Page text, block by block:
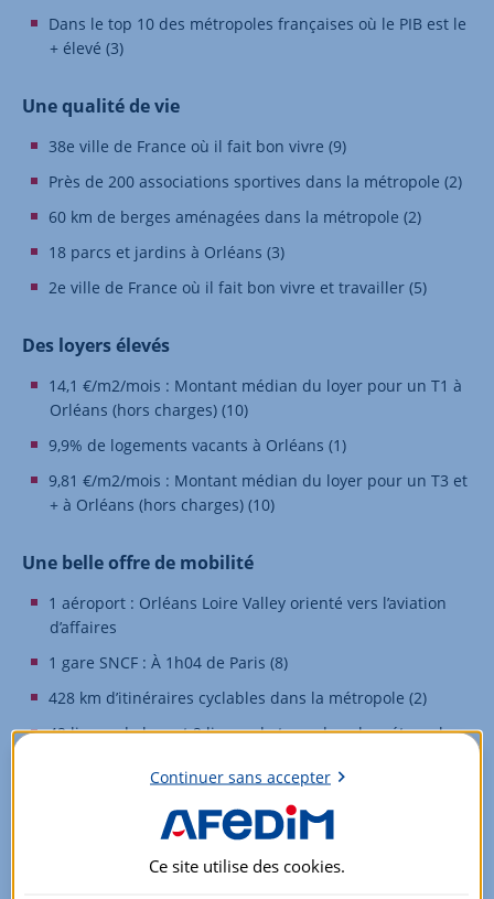
Dans le top 10 des métropoles françaises où le PIB est le
+ élevé (3)
Une qualité de vie
38e ville de France où il fait bon vivre (9)
Près de 200 associations sportives dans la métropole (2)
60 km de berges aménagées dans la métropole (2)
18 parcs et jardins à Orléans (3)
2e ville de France où il fait bon vivre et travailler (5)
Des loyers élevés
14,1 €/m2/mois : Montant médian du loyer pour un T1 à
Orléans (hors charges) (10)
9,9% de logements vacants à Orléans (1)
9,81 €/m2/mois : Montant médian du loyer pour un T3 et
+ à Orléans (hors charges) (10)
Une belle offre de mobilité
1 aéroport : Orléans Loire Valley orienté vers l’aviation
d’affaires
1 gare SNCF : À 1h04 de Paris (8)
428 km d’itinéraires cyclables dans la métropole (2)
42 lignes de bus et 2 lignes de tram dans la métropole
350 vélos en libre-service dans 35 stations en ville (7)
À 1h30 en voiture de l’aéroport d’Orly
3 autoroutes (A10, A19 et A71)
Continuer sans accepter
Ce site utilise des cookies.